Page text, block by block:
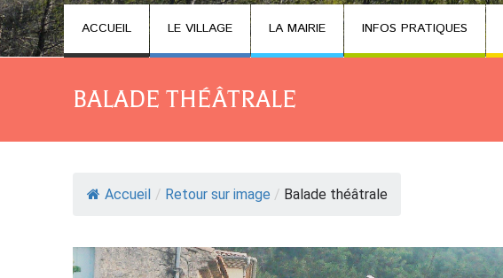
ACCUEIL LE VILLAGE LA MAIRIE INFOS PRATIQUES
BALADE THÉÂTRALE
Accueil / Retour sur image / Balade théâtrale